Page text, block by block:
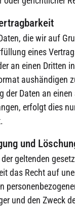
die wir auf
eines
an einen Dritten
aushändigen
der Daten an einen
erfolgt dies
und
geltenden
das Recht auf
und den Zweck